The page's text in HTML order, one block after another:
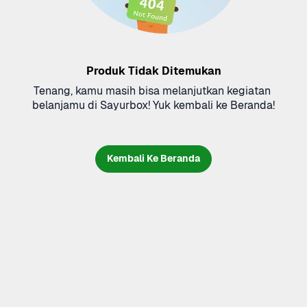
Produk Tidak Ditemukan
Tenang, kamu masih bisa melanjutkan kegiatan
belanjamu di Sayurbox! Yuk kembali ke Beranda!
Kembali Ke Beranda